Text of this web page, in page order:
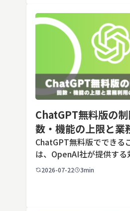
ChatGPT無料版の
数・機能の上限と業
点を解説【2026年
ChatGPT無料版でできる
は、OpenAI社が提供する
サービスです。アカウント
2026-07-22 3min